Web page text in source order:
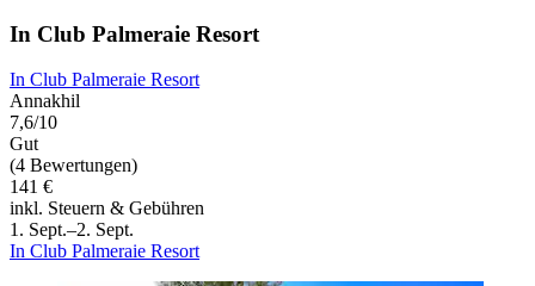
In Club Palmeraie Resort
In Club Palmeraie Resort
Annakhil
7,6/10
Gut
(4 Bewertungen)
141 €
inkl. Steuern & Gebühren
1. Sept.–2. Sept.
In Club Palmeraie Resort